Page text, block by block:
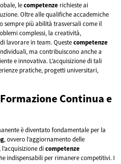
lecompetenze richieste ai
Oltre alle qualifiche accademiche
sempre più abilità trasversali come il
complessi, la creatività,
lavorare in team. Questecompetenze
ma contribuiscono anche a
e innovativa. L’acquisizione di tali
pratiche, progetti universitari,
Continua e
è diventato fondamentale per la
, ovvero l’aggiornamento delle
dicompetenze
indispensabili per rimanere competitivi. I